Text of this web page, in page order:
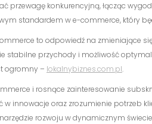
przewagę konkurencyjną, łącząc
standardem w e-commerce, który
to odpowiedź na zmieniające
stabilne przychody i możliwość
ogromny – lokalnybiznes.com.pl.
i rosnące zainteresowanie
innowacje oraz zrozumienie potrzeb
rozwoju w dynamicznym